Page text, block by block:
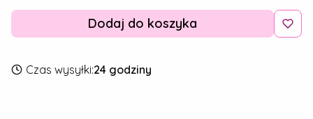
Dodaj do koszyka
Czas wysyłki:24 godziny